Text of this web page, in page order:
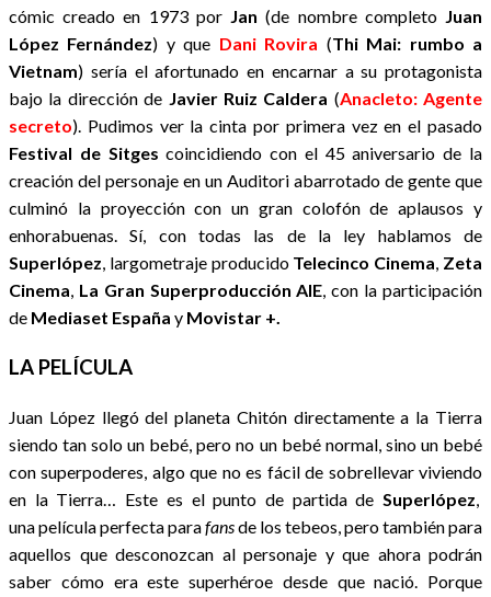
cómic creado en 1973 por Jan(de nombre completo Juan
López Fernández) y que Dani Rovira (Thi Mai: rumbo a
Vietnam) sería el afortunado en encarnar a su protagonista
bajo la dirección de Javier Ruiz Caldera (Anacleto: Agente
secreto). Pudimos ver la cinta por primera vez en el pasado
Festival de Sitges coincidiendo con el 45 aniversario de la
creación del personaje en un Auditori abarrotado de gente que
culminó la proyección con un gran colofón de aplausos y
enhorabuenas. Sí, con todas las de la ley hablamos de
Superlópez, largometraje producido Telecinco Cinema, Zeta
Cinema, La Gran Superproducción AIE, con la participación
de Mediaset España y Movistar +.
LA PELÍCULA
Juan López llegó del planeta Chitón directamente a la Tierra
siendo tan solo un bebé, pero no un bebé normal, sino un bebé
con superpoderes, algo que no es fácil de sobrellevar viviendo
en la Tierra… Este es el punto de partida de Superlópez,
unapelícula perfecta parafansde los tebeos, pero también para
aquellos que desconozcan al personaje y que ahora podrán
saber cómo era este superhéroe desde que nació. Porque